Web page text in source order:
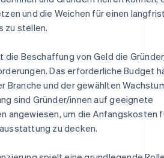
und die Weichen für einen
zu stellen.
die Beschaffung von Geld die
Das erforderliche Budget
Branche und der gewählten
sind Gründer/innen auf geeignete
angewiesen, um die Anfangskosten
zu decken.